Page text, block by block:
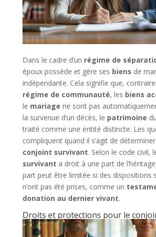
Dans le cadre d’un régime de
époux possède et gère ses biens de
indépendante. Cela signifie que,
régime de communauté, les biens
le mariage ne sont pas
la survenue d’un décès, le patrimoine
traité comme une entité distincte. Les
compliquent quand il s’agit de
conjoint survivant. Selon le code civil,
survivant a droit à une part de
part peut être limitée si des dispositions
n’ont pas été prises, comme un
donation au dernier vivant.
Droits et protections pour le